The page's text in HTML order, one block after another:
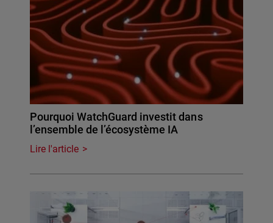
Pourquoi WatchGuard investit dans
l’ensemble de l’écosystème IA
Lire l'article